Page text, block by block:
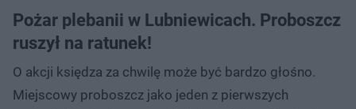
Pożar plebanii w Lubniewicach. Proboszcz
ruszył na ratunek!
O akcji księdza za chwilę może być bardzo głośno.
Miejscowy proboszcz jako jeden z pierwszych